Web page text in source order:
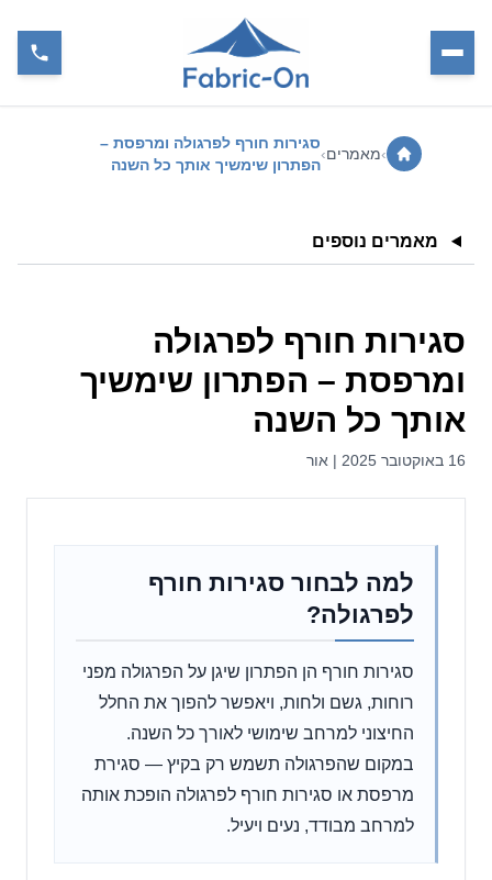
›מאמרים›
סגירות חורף לפרגולה ומרפסת –
הפתרון שימשיך אותך כל השנה
מאמרים נוספים
סגירות חורף לפרגולה
ומרפסת – הפתרון שימשיך
אותך כל השנה
16 באוקטובר 2025 | אור
למה לבחור סגירות חורף
לפרגולה?
סגירות חורף הן הפתרון שיגן על הפרגולה מפני
רוחות, גשם ולחות, ויאפשר להפוך את החלל
החיצוני למרחב שימושי לאורך כל השנה.
במקום שהפרגולה תשמש רק בקיץ — סגירת
מרפסת או סגירות חורף לפרגולה הופכת אותה
למרחב מבודד, נעים ויעיל.